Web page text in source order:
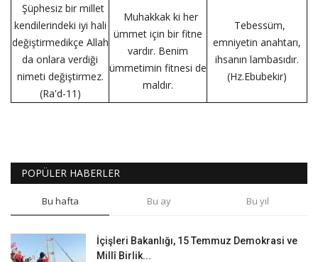
Şüphesiz bir millet
kendilerindeki iyi hali
değiştirmedikçe Allah
da onlara verdiği
nimeti değiştirmez.
(Ra'd-11)
Muhakkak ki her
ümmet için bir fitne
vardır. Benim
ümmetimin fitnesi de
maldır.
Tebessüm,
emniyetin anahtarı,
ihsanın lambasıdır.
(Hz.Ebubekir)
POPÜLER HABERLER
Bu hafta Bu ay Bu yıl
İçişleri Bakanlığı, 15 Temmuz Demokrasi ve
Millî Birlik...